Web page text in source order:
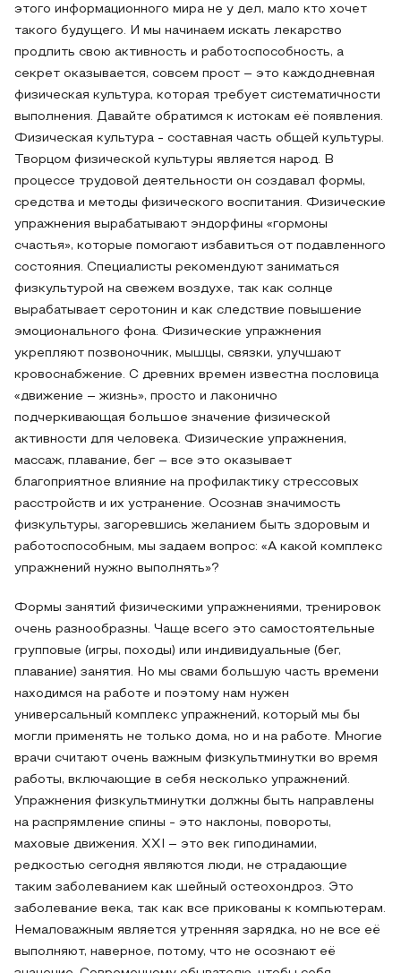
этого информационного мира не у дел, мало кто хочет
такого будущего. И мы начинаем искать лекарство
продлить свою активность и работоспособность, а
секрет оказывается, совсем прост – это каждодневная
физическая культура, которая требует систематичности
выполнения. Давайте обратимся к истокам её появления.
Физическая культура - составная часть общей культуры.
Творцом физической культуры является народ. В
процессе трудовой деятельности он создавал формы,
средства и методы физического воспитания. Физические
упражнения вырабатывают эндорфины «гормоны
счастья», которые помогают избавиться от подавленного
состояния. Специалисты рекомендуют заниматься
физкультурой на свежем воздухе, так как солнце
вырабатывает серотонин и как следствие повышение
эмоционального фона. Физические упражнения
укрепляют позвоночник, мышцы, связки, улучшают
кровоснабжение. С древних времен известна пословица
«движение – жизнь», просто и лаконично
подчеркивающая большое значение физической
активности для человека. Физические упражнения,
массаж, плавание, бег – все это оказывает
благоприятное влияние на профилактику стрессовых
расстройств и их устранение. Осознав значимость
физкультуры, загоревшись желанием быть здоровым и
работоспособным, мы задаем вопрос: «А какой комплекс
упражнений нужно выполнять»?
Формы занятий физическими упражнениями, тренировок
очень разнообразны. Чаще всего это самостоятельные
групповые (игры, походы) или индивидуальные (бег,
плавание) занятия. Но мы свами большую часть времени
находимся на работе и поэтому нам нужен
универсальный комплекс упражнений, который мы бы
могли применять не только дома, но и на работе. Многие
врачи считают очень важным физкультминутки во время
работы, включающие в себя несколько упражнений.
Упражнения физкультминутки должны быть направлены
на распрямление спины - это наклоны, повороты,
маховые движения. ХХI – это век гиподинамии,
редкостью сегодня являются люди, не страдающие
таким заболеванием как шейный остеохондроз. Это
заболевание века, так как все прикованы к компьютерам.
Немаловажным является утренняя зарядка, но не все её
выполняют, наверное, потому, что не осознают её